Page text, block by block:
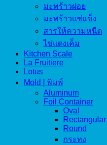
มะพร้าวฝอย
มะพร้าวแช่แข็ง
สารให้ความหนืด
ไข่แดงเค็ม
Kitchen Scale
La Fruitiere
Lotus
Mold | พิมพ์
Aluminum
Foil Container
Oval
Rectangular
Round
กระทง